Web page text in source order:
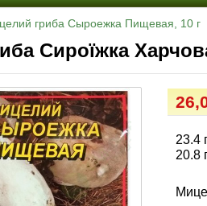
гриба Сыроежка Пищевая, 10 г
Сироїжка
23.4
20.8